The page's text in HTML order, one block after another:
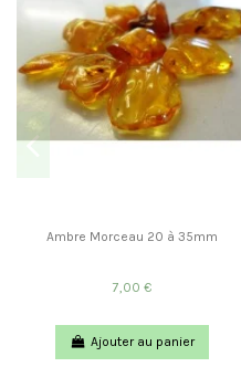
Ambre Morceau 20 à 35mm
7,00 €
Ajouter au panier